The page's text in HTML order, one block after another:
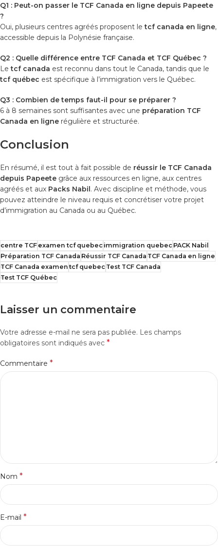
Q1 : Peut-on passer le TCF Canada en ligne depuis Papeete
?
Oui, plusieurs centres agréés proposent letcf canada en ligne,
accessible depuis la Polynésie française.
Q2 : Quelle différence entre TCF Canada et TCF Québec ?
Letcf canada est reconnu dans tout le Canada, tandis que le
tcf québec est spécifique à l’immigration vers le Québec.
Q3 : Combien de temps faut-il pour se préparer ?
6 à 8 semaines sont suffisantes avec une préparation TCF
Canada en ligne régulière et structurée.
Conclusion
En résumé, il est tout à fait possible de réussir le TCF Canada
depuis Papeete grâce aux ressources en ligne, aux centres
agréés et aux Packs Nabil . Avec discipline et méthode, vous
pouvez atteindre le niveau requis et concrétiser votre projet
d’immigration au Canada ou au Québec.
centre TCFexamen tcf quebecimmigration quebecPACK Nabil
Préparation TCF Canada Réussir TCF Canada TCF Canada en ligne
TCF Canada examen tcf quebecTest TCF Canada
Test TCF Québec
Laisser un commentaire
Votre adresse e-mail ne sera pas publiée. Les champs
obligatoires sont indiqués avec *
Commentaire *
Nom *
E-mail *